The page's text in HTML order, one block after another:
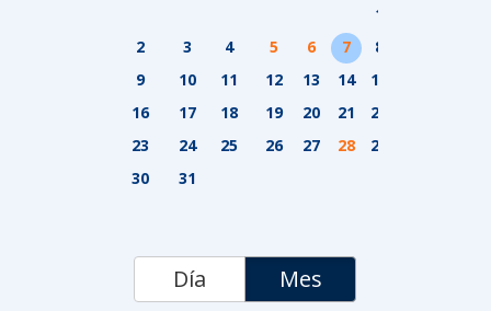
1
2
3 4 5 6 7
8
9
10 11 12 13 14
15
16
17 18 19 20 21
22
23
24 25 26 27 28
29
30
31
Día Mes